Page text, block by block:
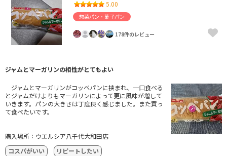
5.00
惣菜パン・菓子パン
178件のレビュー
ジャムとマーガリンの相性がとてもよい
ジャムとマーガリンがコッペパンに挟まれ、一口食べる
とジャムだけよりもマーガリンによって更に風味が増して
いきます。パンの大きさは丁度良く感じました。また買っ
て食べたいです。
購入場所：ウエルシア八千代大和田店
コスパがいい
リピートしたい